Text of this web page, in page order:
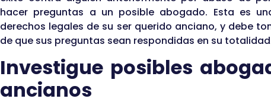
hacer preguntas a un posible abogado. Esta es
derechos legales de su ser querido anciano, y debe
de que sus preguntas sean respondidas en su
Investigue posibles
ancianos